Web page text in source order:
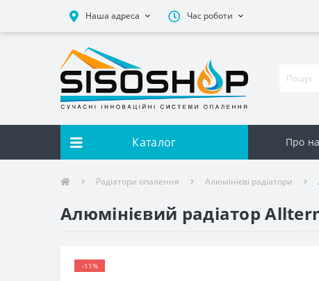
Наша адреса Час роботи
Каталог Про
Радіатори опалення Алюмінієві радіатори
Алюмінієвий радіатор
-11%